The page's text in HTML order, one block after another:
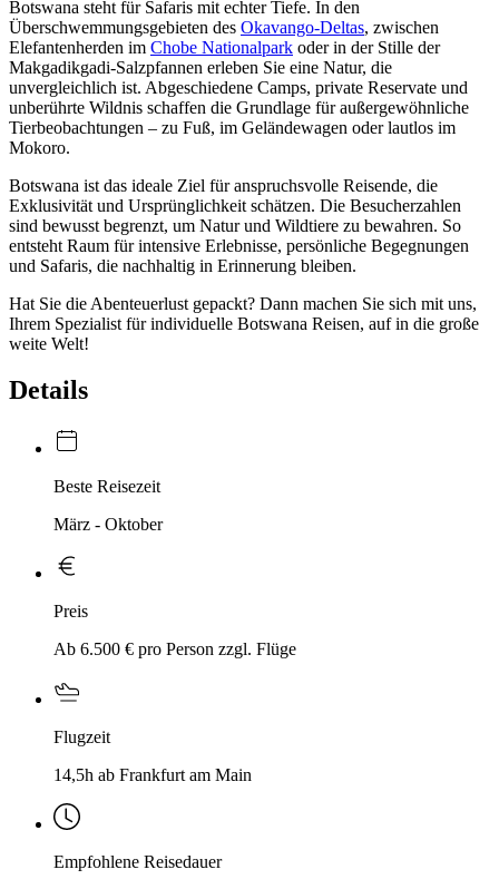
Botswana steht für Safaris mit echter Tiefe. In den
Überschwemmungsgebieten des Okavango-Deltas, zwischen
Elefantenherden im Chobe Nationalpark oder in der Stille der
Makgadikgadi-Salzpfannen erleben Sie eine Natur, die
unvergleichlich ist. Abgeschiedene Camps, private Reservate und
unberührte Wildnis schaffen die Grundlage für außergewöhnliche
Tierbeobachtungen – zu Fuß, im Geländewagen oder lautlos im
Mokoro.
Botswana ist das ideale Ziel für anspruchsvolle Reisende, die
Exklusivität und Ursprünglichkeit schätzen. Die Besucherzahlen
sind bewusst begrenzt, um Natur und Wildtiere zu bewahren. So
entsteht Raum für intensive Erlebnisse, persönliche Begegnungen
und Safaris, die nachhaltig in Erinnerung bleiben.
Hat Sie die Abenteuerlust gepackt? Dann machen Sie sich mit uns,
Ihrem Spezialist für individuelle Botswana Reisen, auf in die große
weite Welt!
Details
Beste Reisezeit
März - Oktober
Preis
Ab 6.500 € pro Person zzgl. Flüge
Flugzeit
14,5h ab Frankfurt am Main
Empfohlene Reisedauer